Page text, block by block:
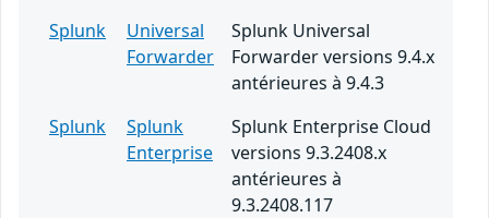
Splunk
Universal
Forwarder
Splunk Universal
Forwarder versions 9.4.x
antérieures à 9.4.3
Splunk
Splunk
Enterprise
Splunk Enterprise Cloud
versions 9.3.2408.x
antérieures à
9.3.2408.117